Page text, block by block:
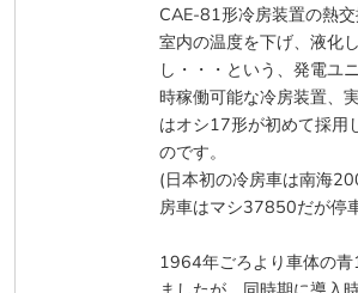
CAE-81形冷房装置の熱
室内の温度を下げ、液化
し・・・という、発電ユ
時稼働可能な冷房装置、
はオシ17形が初めて採用
のです。
(日本初の冷房車は南海
房車はマシ37850だが停
1964年ごろより車体の